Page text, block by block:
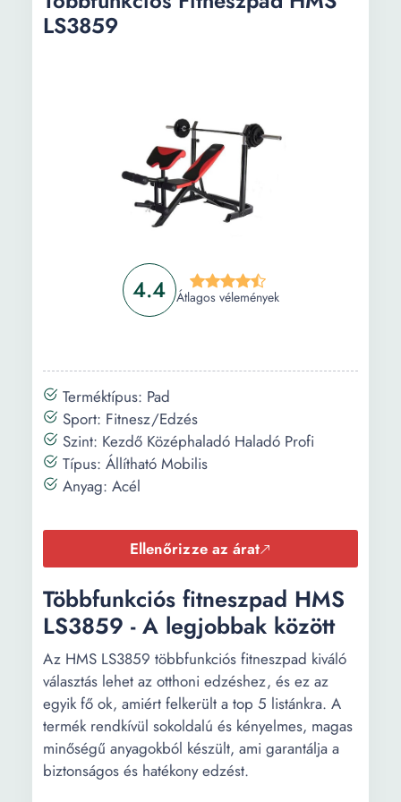
4.4 Átlagos vélemények
LS3859
Terméktípus: Pad
Sport: Fitnesz/Edzés
Szint: Kezdő Középhaladó Haladó Profi
Típus: Állítható Mobilis
Anyag: Acél
Ellenőrizze az árat
Többfunkciós fitneszpad HMS
LS3859 - A legjobbak között
Az HMS LS3859 többfunkciós fitneszpad kiváló
választás lehet az otthoni edzéshez, és ez az
egyik fő ok, amiért felkerült a top 5 listánkra. A
termék rendkívül sokoldalú és kényelmes, magas
minőségű anyagokból készült, ami garantálja a
biztonságos és hatékony edzést.